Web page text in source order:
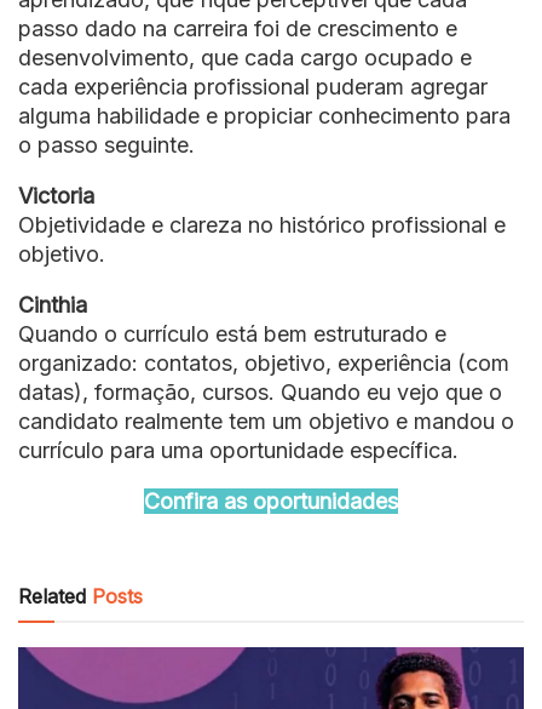
passo dado na carreira foi de crescimento e
desenvolvimento, que cada cargo ocupado e
cada experiência profissional puderam agregar
alguma habilidade e propiciar conhecimento para
o passo seguinte.
Victoria
Objetividade e clareza no histórico profissional e
objetivo.
Cinthia
Quando o currículo está bem estruturado e
organizado: contatos, objetivo, experiência (com
datas), formação, cursos. Quando eu vejo que o
candidato realmente tem um objetivo e mandou o
currículo para uma oportunidade específica.
Confira as oportunidades
Related Posts